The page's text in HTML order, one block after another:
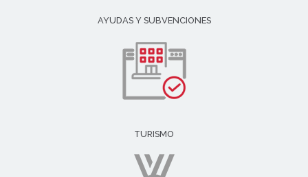
AYUDAS Y SUBVENCIONES
TURISMO